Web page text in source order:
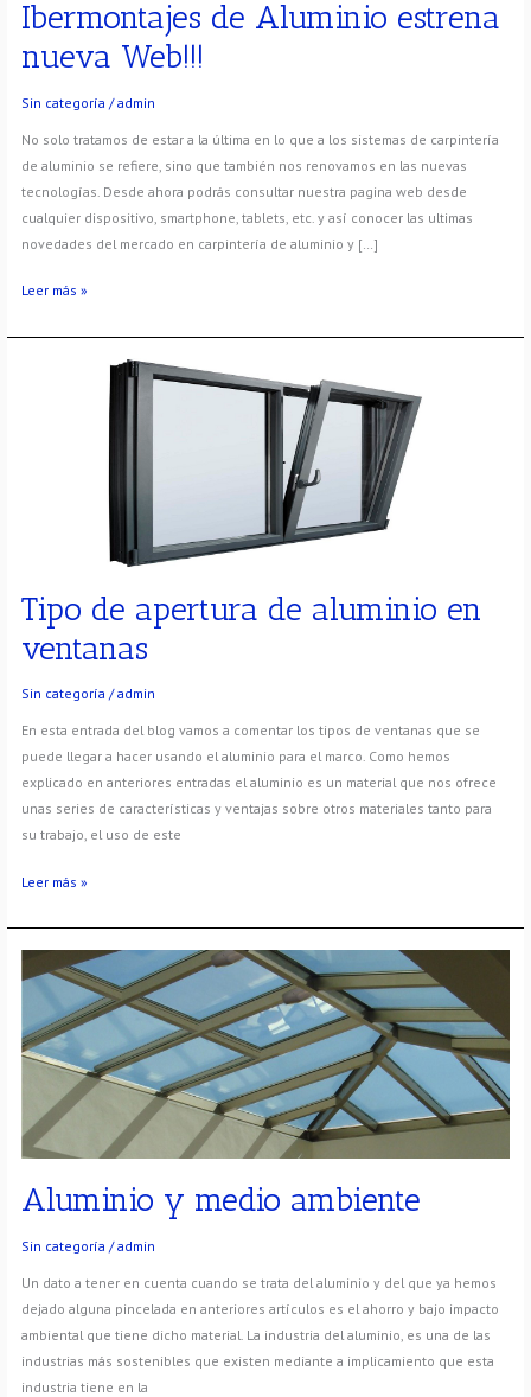
Ibermontajes de Aluminio estrena
nueva Web!!!
Sin categoría /admin
No solo tratamos de estar a la última en lo que a los sistemas de carpintería
de aluminio se refiere, sino que también nos renovamos en las nuevas
tecnologías. Desde ahora podrás consultar nuestra pagina web desde
cualquier dispositivo, smartphone, tablets, etc. y así conocer las ultimas
novedades del mercado en carpintería de aluminio y […]
Leer más »
Tipo de apertura de aluminio en
ventanas
Sin categoría /admin
En esta entrada del blog vamos a comentar los tipos de ventanas que se
puede llegar a hacer usando el aluminio para el marco. Como hemos
explicado en anteriores entradas el aluminio es un material que nos ofrece
unas series de características y ventajas sobre otros materiales tanto para
su trabajo, el uso de este
Leer más »
Aluminio y medio ambiente
Sin categoría /admin
Un dato a tener en cuenta cuando se trata del aluminio y del que ya hemos
dejado alguna pincelada en anteriores artículos es el ahorro y bajo impacto
ambiental que tiene dicho material. La industria del aluminio, es una de las
industrias más sostenibles que existen mediante a implicamiento que esta
industria tiene en la
Aluminio
ambiente